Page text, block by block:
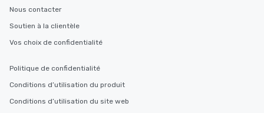
Nous contacter
Soutien à la clientèle
Vos choix de confidentialité
Politique de confidentialité
Conditions d’utilisation du produit
Conditions d’utilisation du site web